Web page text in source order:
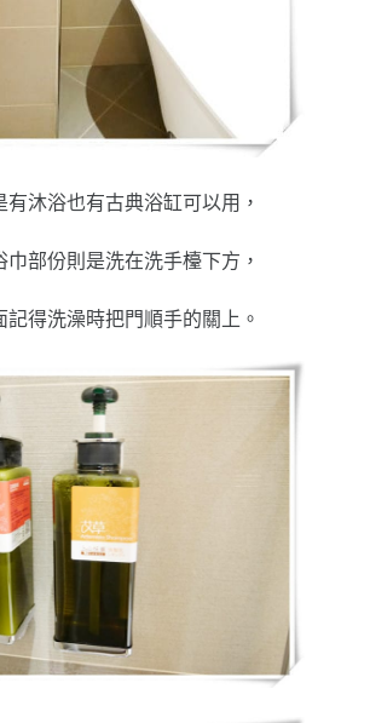
沐浴也有古典浴缸可以用，
部份則是洗在洗手檯下方，
記得洗澡時把門順手的關上。